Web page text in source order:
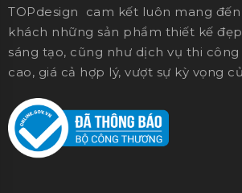
TOPdesign cam kết luôn mang
khách những sản phẩm thiết kế
sáng tạo, cũng như dịch vụ thi
cao, giá cả hợp lý, vượt sự kỳ vọng